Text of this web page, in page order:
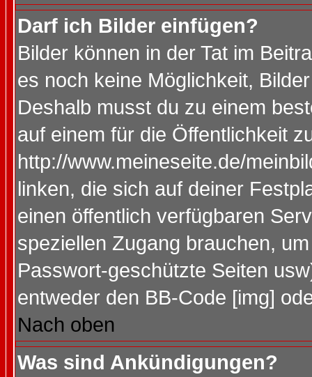
Darf ich Bilder einfügen?
Bilder können in der Tat im
es noch keine Möglichkeit,
Deshalb musst du zu einem
auf einem für die Öffentlichkeit
http://www.meineseite.de/
linken, die sich auf deiner
einen öffentlich verfügbaren
speziellen Zugang brauchen,
Passwort-geschützte Seiten
entweder den BB-Code [img]
Nach oben
Was sind Ankündigungen?